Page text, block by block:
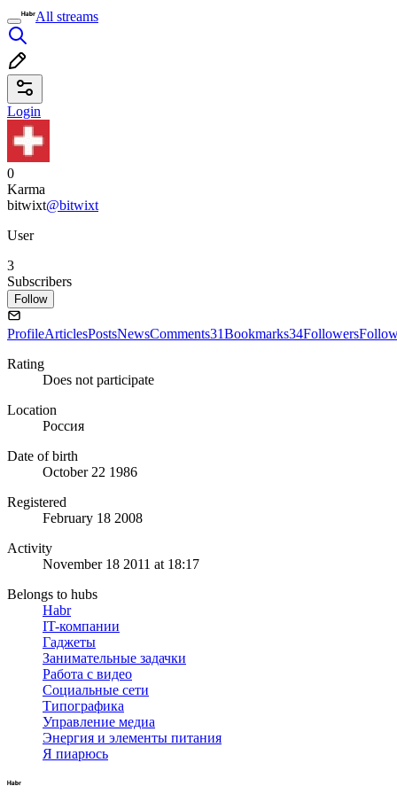
All streams
Login
0
Karma
bitwixt@bitwixt
User
3
Subscribers
Follow
ProfileArticlesPostsNewsComments31Bookmarks34Followers
Rating
Does not participate
Location
Россия
Date of birth
October 22 1986
Registered
February 18 2008
Activity
November 18 2011 at 18:17
Belongs to hubs
Habr
IT-компании
Гаджеты
Занимательные задачки
Работа с видео
Социальные сети
Типографика
Управление медиа
Энергия и элементы питания
Я пиарюсь